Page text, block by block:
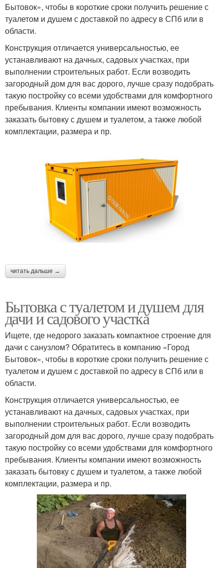
Бытовок», чтобы в короткие сроки получить решение с
туалетом и душем с доставкой по адресу в СПб или в
области.
Конструкция отличается универсальностью, ее
устанавливают на дачных, садовых участках, при
выполнении строительных работ. Если возводить
загородный дом для вас дорого, лучше сразу подобрать
такую постройку со всеми удобствами для комфортного
пребывания. Клиенты компании имеют возможность
заказать бытовку с душем и туалетом, а также любой
комплектации, размера и пр.
читать дальше →
Бытовка с туалетом и душем для
дачи и садового участка
Ищете, где недорого заказать компактное строение для
дачи с санузлом? Обратитесь в компанию «Город
Бытовок», чтобы в короткие сроки получить решение с
туалетом и душем с доставкой по адресу в СПб или в
области.
Конструкция отличается универсальностью, ее
устанавливают на дачных, садовых участках, при
выполнении строительных работ. Если возводить
загородный дом для вас дорого, лучше сразу подобрать
такую постройку со всеми удобствами для комфортного
пребывания. Клиенты компании имеют возможность
заказать бытовку с душем и туалетом, а также любой
комплектации, размера и пр.